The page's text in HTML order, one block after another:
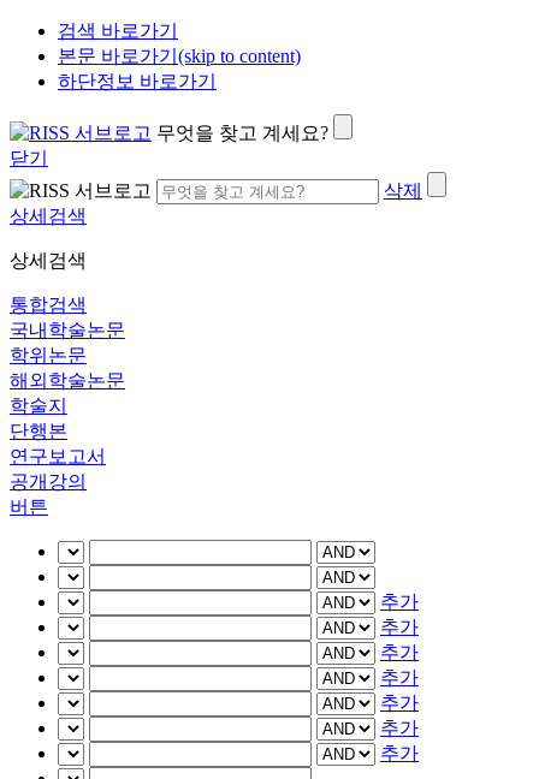
검색 바로가기
본문 바로가기(skip to content)
하단정보 바로가기
무엇을 찾고 계세요?
닫기
삭제
상세검색
상세검색
통합검색
국내학술논문
학위논문
해외학술논문
학술지
단행본
연구보고서
공개강의
버튼
추가
추가
추가
추가
추가
추가
추가